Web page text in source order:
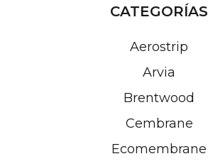
CATEGORÍAS
Aerostrip
Arvia
Brentwood
Cembrane
Ecomembrane